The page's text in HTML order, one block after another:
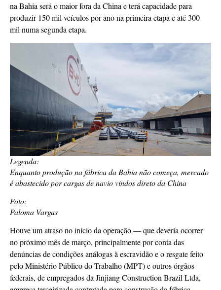
na Bahia será o maior fora da China e terá capacidade para
produzir 150 mil veículos por ano na primeira etapa e até 300
mil numa segunda etapa.
Legenda:
Enquanto produção na fábrica da Bahia não começa, mercado
é abastecido por cargas de navio vindos direto da China
Foto:
Paloma Vargas
Houve um atraso no início da operação — que deveria ocorrer
no próximo mês de março, principalmente por conta das
denúncias de condições análogas à escravidão e o resgate feito
pelo Ministério Público do Trabalho (MPT) e outros órgãos
federais, de empregados da Jinjiang Construction Brazil Ltda,